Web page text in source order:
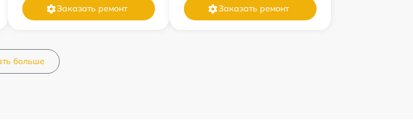
Заказать ремонт Заказать ремонт
больше